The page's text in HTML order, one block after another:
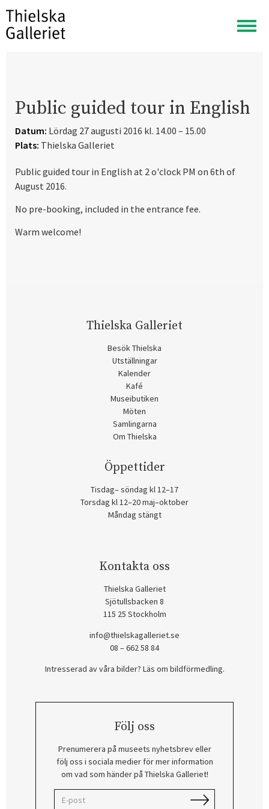
Visa
meny
Public guided tour in English
Datum: Lördag 27 augusti 2016 kl. 14.00 – 15.00
Plats: Thielska Galleriet
Public guided tour in English at 2 o'clock PM on 6th of
August 2016.
No pre-booking, included in the entrance fee.
Warm welcome!
Thielska Galleriet
Besök Thielska
Utställningar
Kalender
Kafé
Museibutiken
Möten
Samlingarna
Om Thielska
Öppettider
Tisdag– söndag kl 12–17
Torsdag kl 12–20 maj–oktober
Måndag stängt
Kontakta oss
Thielska Galleriet
Sjötullsbacken 8
115 25 Stockholm
info@thielskagalleriet.se
08 – 662 58 84
Intresserad av våra bilder? Läs om bildförmedling.
Följ oss
Prenumerera på museets nyhetsbrev eller
följ oss i sociala medier för mer information
om vad som händer på Thielska Galleriet!